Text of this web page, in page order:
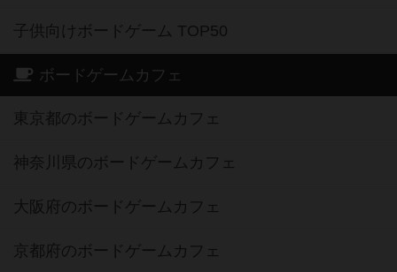
子供向けボードゲーム TOP50
ボードゲームカフェ
東京都のボードゲームカフェ
神奈川県のボードゲームカフェ
大阪府のボードゲームカフェ
京都府のボードゲームカフェ